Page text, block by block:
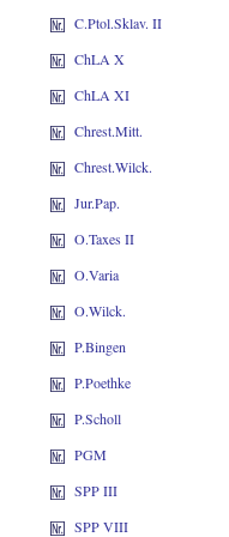
C.Ptol.Sklav. II
ChLA X
ChLA XI
Chrest.Mitt.
Chrest.Wilck.
Jur.Pap.
O.Taxes II
O.Varia
O.Wilck.
P.Bingen
P.Poethke
P.Scholl
PGM
SPP III
SPP VIII